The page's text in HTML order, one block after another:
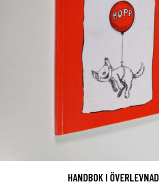
HANDBOK I ÖVERLEVNAD